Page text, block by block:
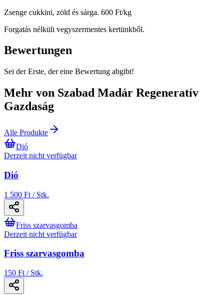
Zsenge cukkini, zöld és sárga. 600 Ft/kg
Forgatás nélküli vegyszermentes kertünkből.
Bewertungen
Sei der Erste, der eine Bewertung abgibt!
Mehr von Szabad Madár Regeneratív
Gazdaság
Alle Produkte
Dió
Derzeit nicht verfügbar
Dió
1 500 Ft / Stk.
Friss szarvasgomba
Derzeit nicht verfügbar
Friss szarvasgomba
150 Ft / Stk.